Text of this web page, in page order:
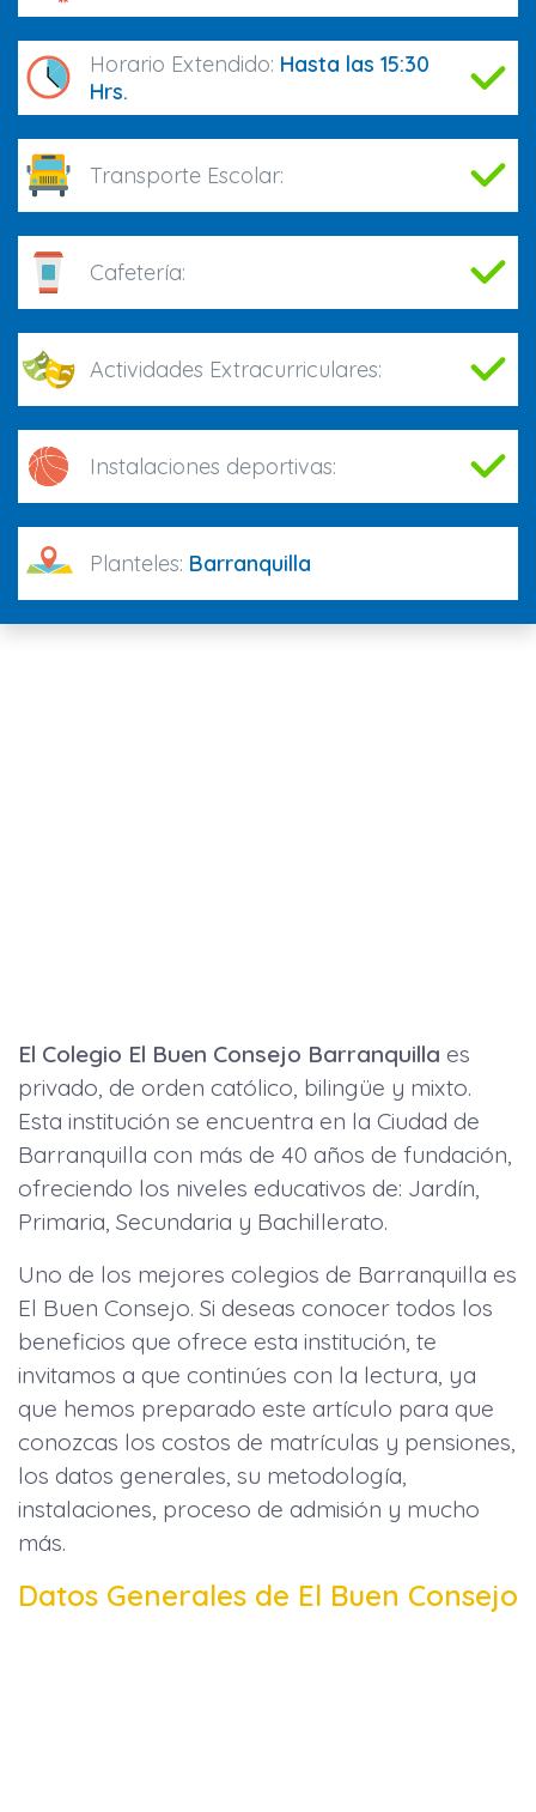
Horario Extendido: Hasta las 15:30
Hrs.
Transporte Escolar:
Cafetería:
Actividades Extracurriculares:
Instalaciones deportivas:
Planteles: Barranquilla
El Colegio El Buen Consejo Barranquilla es
privado, de orden católico, bilingüe y mixto.
Esta institución se encuentra en la Ciudad de
Barranquilla con más de 40 años de fundación,
ofreciendo los niveles educativos de: Jardín,
Primaria, Secundaria y Bachillerato.
Uno de los mejores colegios de Barranquilla es
El Buen Consejo. Si deseas conocer todos los
beneficios que ofrece esta institución, te
invitamos a que continúes con la lectura, ya
que hemos preparado este artículo para que
conozcas los costos de matrículas y pensiones,
los datos generales, su metodología,
instalaciones, proceso de admisión y mucho
más.
Datos Generales de El Buen Consejo